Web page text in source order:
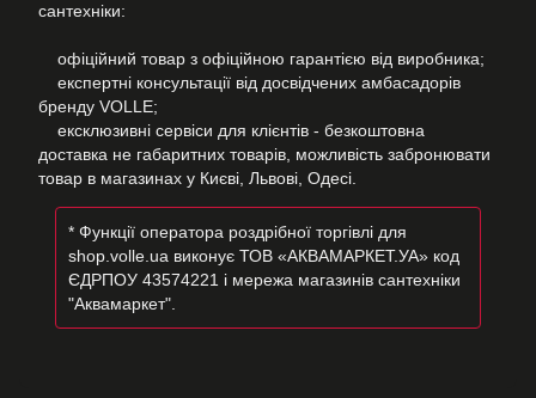
сантехніки:
офіційний товар з офіційною гарантією від виробника;
експертні консультації від досвідчених амбасадорів
бренду VOLLE;
ексклюзивні сервіси для клієнтів - безкоштовна
доставка не габаритних товарів, можливість забронювати
товар в магазинах у Києві, Львові, Одесі.
* Функції оператора роздрібної торгівлі для
shop.volle.ua виконує ТОВ «АКВАМАРКЕТ.УА» код
ЄДРПОУ 43574221 і мережа магазинів сантехніки
"Аквамаркет".